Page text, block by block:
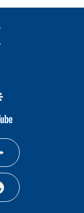
google
youtube-